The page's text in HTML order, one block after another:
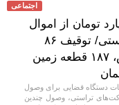
اجتماعی
۱۶۷۳ میلیارد تومان از اموال
شرکت‌های تراستی/ توقیف ۸۶
خودروی لوکس، ۱۸۷ قطعه زمین
دستگاه قضایی برای وصول
از اموال شرکت‌های تراستی، وصول چندین